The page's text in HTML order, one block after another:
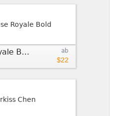
ab
$22
Mynaruse Royale Bold